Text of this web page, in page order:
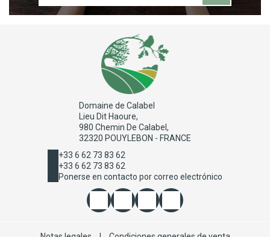
Domaine de Calabel
Lieu Dit Haoure,
980 Chemin De Calabel,
32320 POUYLEBON - FRANCE
+33 6 62 73 83 62
+33 6 62 73 83 62
Ponerse en contacto por correo electrónico